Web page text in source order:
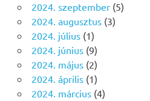
2024. szeptember(5)
2024. augusztus(3)
2024. július(1)
2024. június(9)
2024. május(2)
2024. április(1)
2024. március(4)